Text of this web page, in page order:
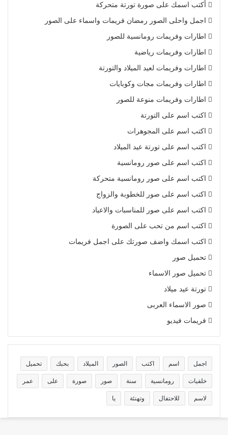
أكتب اسمك على صورة تورتة متحركة
اجمل واحلى الصور رمضان فريمات واسماء على الصور
اطارات وفريمات رومانسية للصور
اطارات وفريمات رياضية
اطارات وفريمات لعيد الميلاد والتورتة
اطارات وفريمات مجات وكوبايات
اطارات وفريمات منوعة للصور
اكتب اسم على التورتة
اكتب اسم على المجوهرات
اكتب اسم على تورتة عيد الميلاد
اكتب اسم على صور رومانسية
اكتب اسم على صور رومانسية متحركة
اكتب اسم على صور للخطوبة والزواج
اكتب اسم على صور للمناسبات والاعياد
اكتب اسم من تحب على الصورة
اكتب اسمك واضف صورتك على اجمل فريمات
تحميل صور
تحميل صور الاسماء
تورتة عيد ميلاد
صور الاسماء العربى
فريمات فيديو
اجمل اسم اكتب الصور الميلاد بحبك تحميل
خلفيات رومانسية سنة صور صورة على عمر
لاسم للاحتفال وتهنئة يا